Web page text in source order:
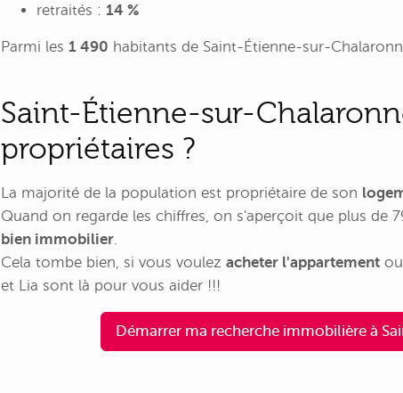
retraités : 14 %
Parmi les 1 490 habitants de Saint-Étienne-sur-
Saint-Étienne-sur-
propriétaires ?
La majorité de la population est propriétaire de son
Quand on regarde les chiffres, on s'aperçoit que plus de
bien immobilier
Cela tombe bien, si vous voulez acheter l'appartement ou
et Lia sont là pour vous aider !!!
Démarrer ma recherche immobilière à